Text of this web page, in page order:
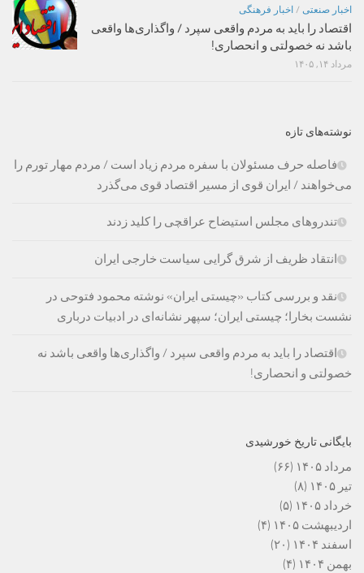
اخبار صنعتی / اخبار فرهنگی
اقتصاد را باید به مردم واقعی سپرد / واگذاری‌ها واقعی
باشد نه خصولتی و انحصاری!
مرداد ۱۴, ۱۴۰۵
نوشته‌های تازه
فاصله حرف مسئولان با سفره مردم زیاد است / مردم مهار تورم را
می‌خواهند / ایران قوی از مسیر اقتصاد قوی می‌گذرد
تندروهای مجلس استیضاح عراقچی را کلید زدند
انتقاد ظریف از شرق گرایی سیاست خارجی ایران
نقد و بررسی کتاب «چیستی ایران» نوشته محمود فتوحی در
نشست بخارا؛ چیستی ایران؛ سپهر نشانه‌ای در ادبیات درباری
اقتصاد را باید به مردم واقعی سپرد / واگذاری‌ها واقعی باشد نه
خصولتی و انحصاری!
بایگانی تاریخ خورشیدی
مرداد ۱۴۰۵
(۶۶)
تیر ۱۴۰۵
(۸)
خرداد ۱۴۰۵
(۵)
اردیبهشت ۱۴۰۵
(۴)
اسفند ۱۴۰۴
(۲۰)
بهمن ۱۴۰۴
(۴)